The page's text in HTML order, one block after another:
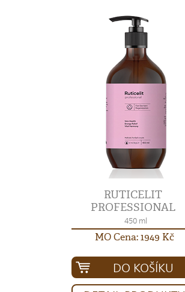
RUTICELIT
PROFESSIONAL
450 ml
MO Cena: 1949 Kč
DO KOŠÍKU